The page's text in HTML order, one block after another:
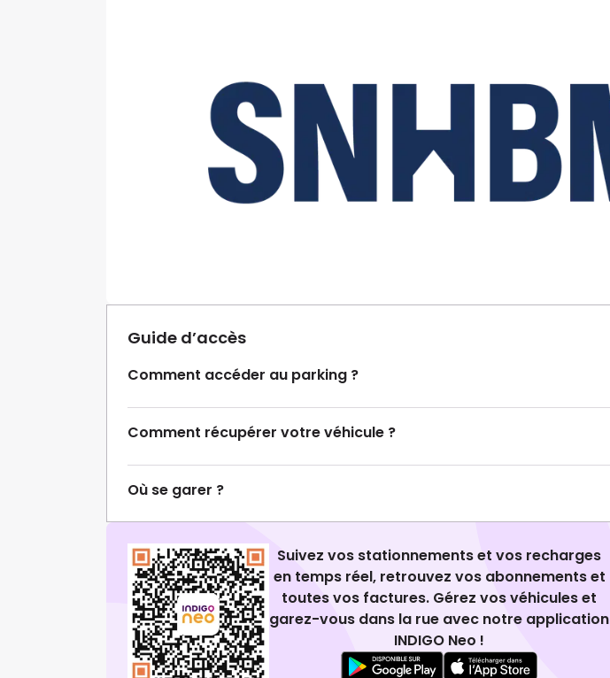
Guide d’accès
Comment accéder au parking ?
Comment récupérer votre véhicule ?
Où se garer ?
Suivez vos stationnements et vos recharges
en temps réel, retrouvez vos abonnements et
toutes vos factures. Gérez vos véhicules et
garez-vous dans la rue avec notre application
INDIGO Neo !